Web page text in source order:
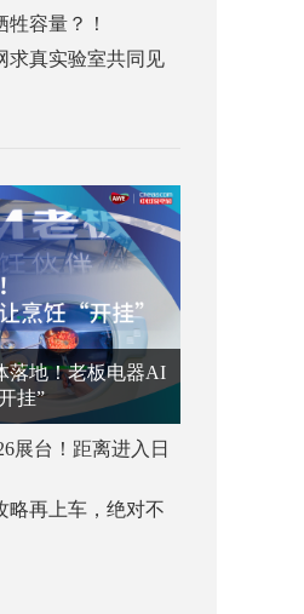
容量？！
求真实验室共同见
落地！老板电器AI
挂”
展台！距离进入日
略再上车，绝对不